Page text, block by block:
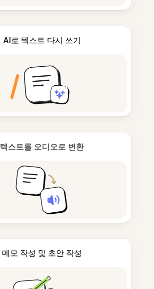
AI로 텍스트 다시 쓰기
텍스트를 오디오로 변환
메모 작성 및 초안 작성